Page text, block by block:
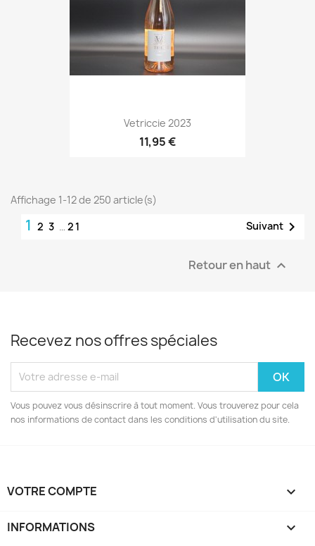
Vetriccie 2023
11,95 €
Affichage 1-12 de 250 article(s)
1 2 3 … 21 Suivant 
Retour en haut 
Recevez nos offres spéciales
Vous pouvez vous désinscrire à tout moment. Vous trouverez pour cela
nos informations de contact dans les conditions d'utilisation du site.
VOTRE COMPTE 
INFORMATIONS keyboard_arrow_down